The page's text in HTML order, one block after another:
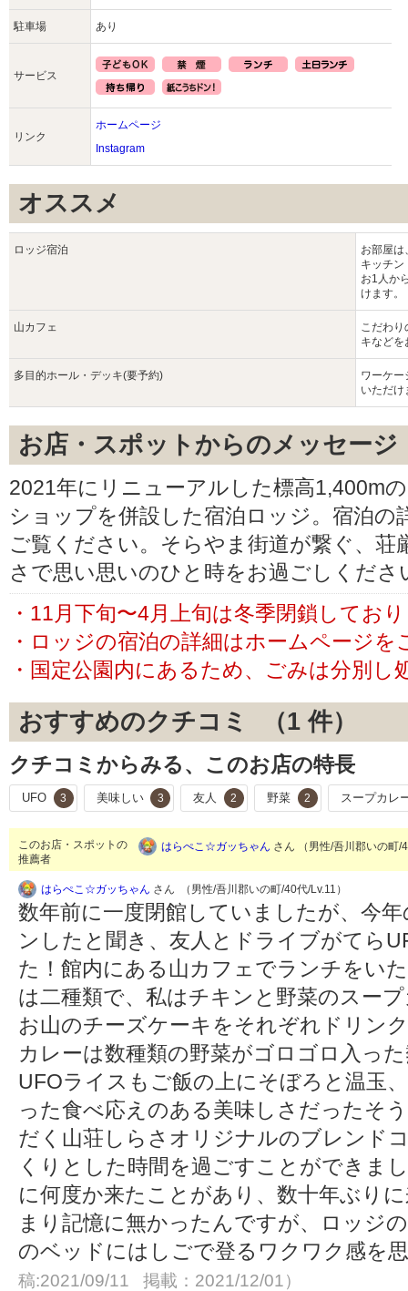
駐車場 あり
サービス
リンク
ホームページ
Instagram
オススメ
ロッジ宿泊
お部屋は
キッチン
お1人か
けます。
山カフェ
こだわり
キなどを
多目的ホール・デッキ(要予約)
ワーケー
いただけ
お店・スポットからのメッセージ
2021年にリニューアルした標高1,400m
ショップを併設した宿泊ロッジ。宿泊の
ご覧ください。そらやま街道が繋ぐ、荘
さで思い思いのひと時をお過ごしくださ
・11月下旬〜4月上旬は冬季閉鎖してお
・ロッジの宿泊の詳細はホームページを
・国定公園内にあるため、ごみは分別し
おすすめのクチコミ （1 件）
クチコミからみる、このお店の特長
UFO 3 美味しい 3 友人 2 野菜 2 スープカレ
このお店・スポットの
推薦者
はらぺこ☆ガッちゃん さん （男性/吾川郡いの町/
はらぺこ☆ガッちゃん さん （男性/吾川郡いの町/40代/Lv.11）
数年前に一度閉館していましたが、今
ンしたと聞き、友人とドライブがてら
た！館内にある山カフェでランチをい
は二種類で、私はチキンと野菜のスー
お山のチーズケーキをそれぞれドリン
カレーは数種類の野菜がゴロゴロ入っ
UFOライスもご飯の上にそぼろと温玉
った食べ応えのある美味しさだったそ
だく山荘しらさオリジナルのブレンド
くりとした時間を過ごすことができま
に何度か来たことがあり、数十年ぶり
まり記憶に無かったんですが、ロッジ
のベッドにはしごで登るワクワク感を
稿:2021/09/11 掲載：2021/12/01）